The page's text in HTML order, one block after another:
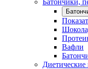
Вафли